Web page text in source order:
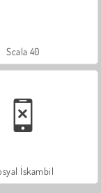
Scala 40
İskambil